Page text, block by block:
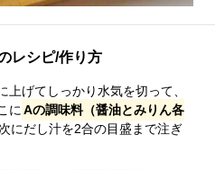
レシピ/作り方
げてしっかり水気を切って、
に Aの調味料（醤油とみりん各
にだし汁を2合の目盛まで注ぎ